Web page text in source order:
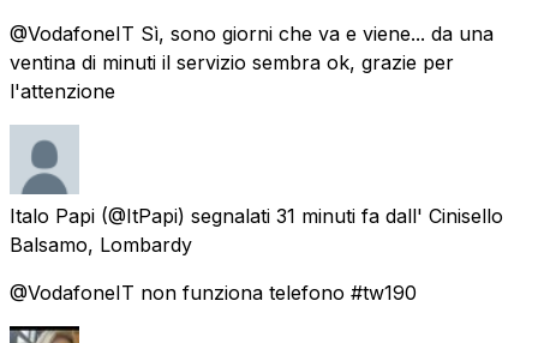
@VodafoneIT Sì, sono giorni che va e viene... da una
ventina di minuti il servizio sembra ok, grazie per
l'attenzione
Italo Papi (@ItPapi) segnalati 31 minuti fa dall' Cinisello
Balsamo, Lombardy
@VodafoneIT non funziona telefono #tw190